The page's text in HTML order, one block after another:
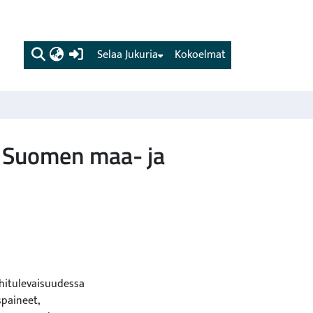
(current) Kokoelmat
Selaa Jukuria
maa- ja